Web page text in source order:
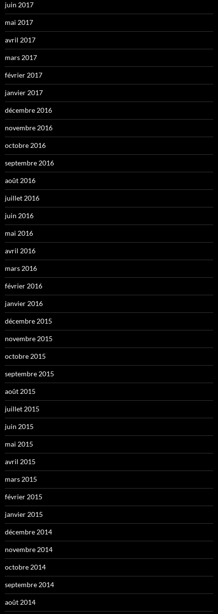
juin 2017
mai 2017
avril 2017
mars 2017
février 2017
janvier 2017
décembre 2016
novembre 2016
octobre 2016
septembre 2016
août 2016
juillet 2016
juin 2016
mai 2016
avril 2016
mars 2016
février 2016
janvier 2016
décembre 2015
novembre 2015
octobre 2015
septembre 2015
août 2015
juillet 2015
juin 2015
mai 2015
avril 2015
mars 2015
février 2015
janvier 2015
décembre 2014
novembre 2014
octobre 2014
septembre 2014
août 2014